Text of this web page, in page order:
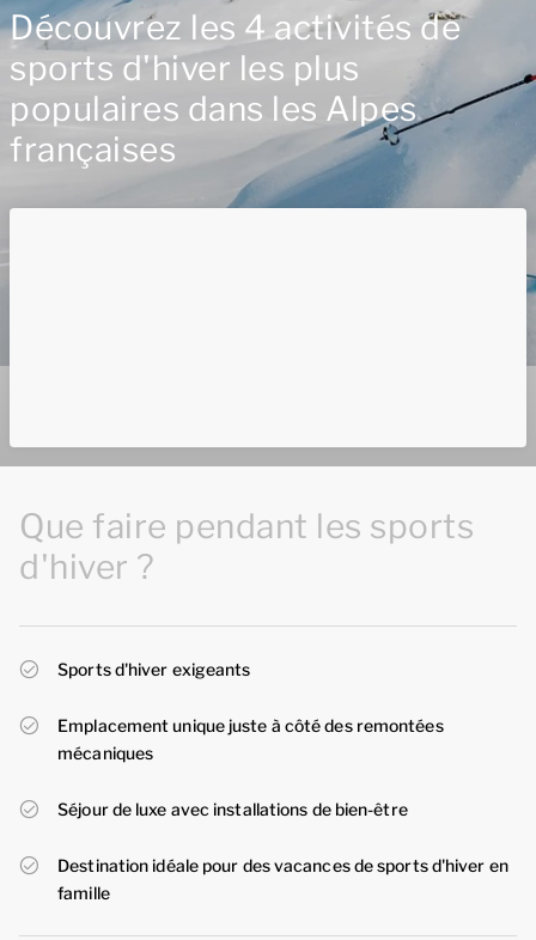
Découvrez les 4 activités de
sports d'hiver les plus
populaires dans les Alpes
françaises
Que faire pendant les sports
d'hiver ?
Sports d'hiver exigeants
Emplacement unique juste à côté des remontées
mécaniques
Séjour de luxe avec installations de bien-être
Destination idéale pour des vacances de sports d'hiver en
famille